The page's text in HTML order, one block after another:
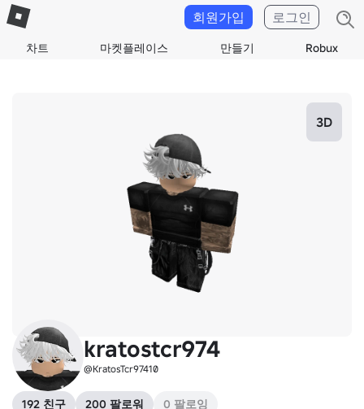
차트 마켓플레이스 만들기 Robux
회원가입 로그인
3D
kratostcr974
@KratosTcr97410
192 친구 200 팔로워
0 팔로잉